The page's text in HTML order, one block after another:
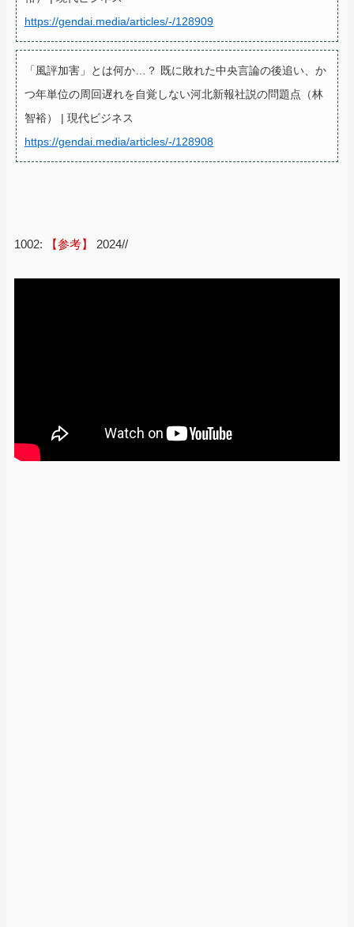
https://gendai.media/articles/-/128909
「風評加害」とは何か…？ 既に敗れた中央言論の後追い、か
つ年単位の周回遅れを自覚しない河北新報社説の問題点（林
智裕） | 現代ビジネス
https://gendai.media/articles/-/128908
1002: 【参考】 2024//